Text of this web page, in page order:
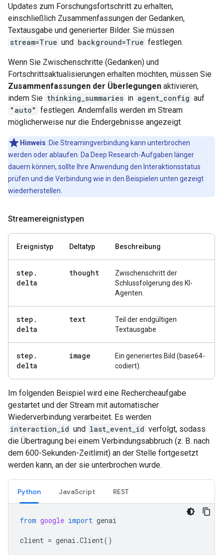
Updates zum Forschungsfortschritt zu erhalten,
einschließlich Zusammenfassungen der Gedanken,
Textausgabe und generierter Bilder. Sie müssen
stream=True und background=True festlegen.
Wenn Sie Zwischenschritte (Gedanken) und
Fortschrittsaktualisierungen erhalten möchten, müssen Sie
Zusammenfassungen der Überlegungen aktivieren,
indem Sie thinking_summaries in agent_config auf
"auto" festlegen. Andernfalls werden im Stream
möglicherweise nur die Endergebnisse angezeigt.
Hinweis :Die Streamingverbindung kann unterbrochen
werden oder ablaufen. Da Deep Research-Aufgaben länger
dauern können, sollte Ihre Anwendung den Interaktionsstatus
prüfen und die Verbindung wie in den Beispielen unten gezeigt
wiederherstellen.
Streamereignistypen
Ereignistyp Deltatyp Beschreibung
step .
delta
thought
Zwischenschritt der
Schlussfolgerung des KI-
Agenten.
step .
delta
text
Teil der endgültigen
Textausgabe.
step .
delta
image
Ein generiertes Bild (base64-
codiert).
Im folgenden Beispiel wird eine Rechercheaufgabe
gestartet und der Stream mit automatischer
Wiederverbindung verarbeitet. Es werden
interaction_id und last_event_id verfolgt, sodass
die Übertragung bei einem Verbindungsabbruch (z. B. nach
dem 600-Sekunden-Zeitlimit) an der Stelle fortgesetzt
werden kann, an der sie unterbrochen wurde.
Python JavaScript REST
from google import genai
client = genai .Client()